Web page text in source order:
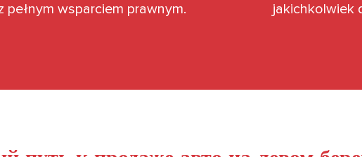
pełnym wsparciem prawnym.
jakichkolwiek